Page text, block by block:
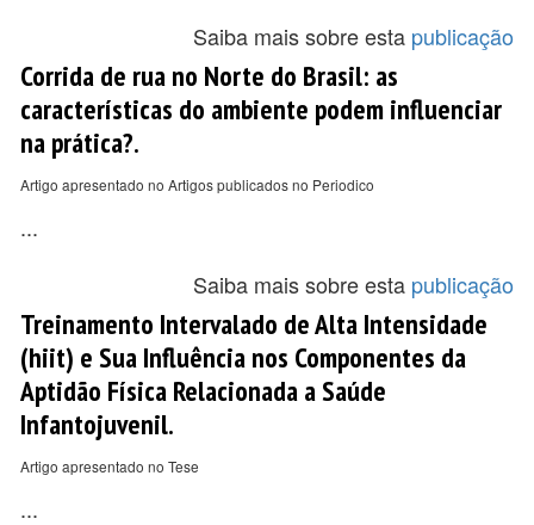
Saiba mais sobre esta publicação
Corrida de rua no Norte do Brasil: as
características do ambiente podem influenciar
na prática?.
Artigo apresentado no Artigos publicados no Periodico
...
Saiba mais sobre esta publicação
Treinamento Intervalado de Alta Intensidade
(hiit) e Sua Influência nos Componentes da
Aptidão Física Relacionada a Saúde
Infantojuvenil.
Artigo apresentado no Tese
...